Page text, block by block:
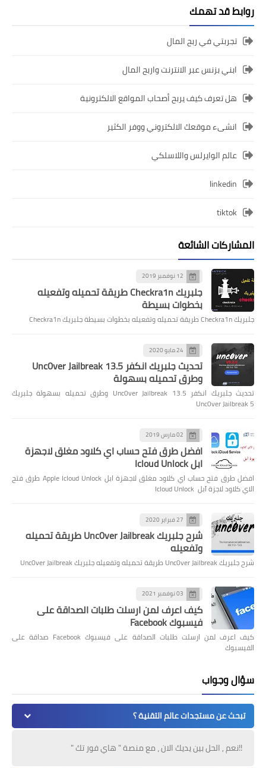
روابط قد تهمك
تجربتي في ربح المال
ابني بزنس عبر الانترنت واربح المال
هل تعرف كيف يربح أصحاب المواقع الالكترونية
انشىء موقعك الالكتروني ووفر الكثير
عالم الوايرلس واللاسلكي
linkedin
tiktok
المشاركات الشائعة
12 نوفمبر 2019
جلبريك Checkra1n طريقة تحميله وتفعيله
بخطوات بسيطة
جلبريك Checkra1n طريقة تحميله وتفعيله بخطوات بسيطة جلبريك Checkra1n
24 مايو 2020
تحديث جلبريك انكفر Unc0ver Jailbreak 13.5
وطرق تحميله بسهولة
تحديث جلبريك انكفر Unc0ver Jailbreak 13.5 وطرق تحميله بسهولة جلبريك
Unc0ver Jailbreak 5
02 مارس 2019
افضل طرق فتح حساب اي كلاود مغلق لاجهزة
ابل Icloud Unlock
افضل طرق فتح حساب اي كلاود مغلق لاجهزة ابل Apple Icloud Unlock طرق فتح
الاي كلاود لاجزة آبل Icloud Unlock
27 فبراير 2020
شرح جلبريك Unc0ver Jailbreak طريقة تحميله
وتفعيله
شرح جلبريك Unc0ver Jailbreak طريقة تحميله وتفعيله جلبريك Unc0ver Jailbreak
03 نوفمبر 2021
كيف اعرف لمن ارسلت طلبات الصداقة على
فيسبوك Facebook
كيف اعرف لمن ارسلت طلبات الصداقة على فيسبوك Facebook صداقة على
الفيسبوك
سؤال وجواب
تبحث عن مستجدات عالم التقنية ؟
!!نعم , الحل بين يديك الان ، مع منصة " هاي فور تك "